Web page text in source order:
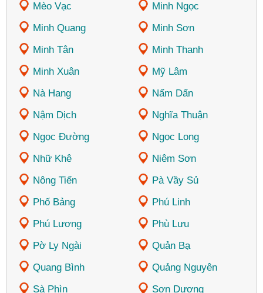
Mèo Vạc
Minh Ngọc
Minh Quang
Minh Sơn
Minh Tân
Minh Thanh
Minh Xuân
Mỹ Lâm
Nà Hang
Nấm Dẩn
Nậm Dịch
Nghĩa Thuận
Ngọc Đường
Ngọc Long
Nhữ Khê
Niêm Sơn
Nông Tiến
Pà Vầy Sủ
Phố Bảng
Phú Linh
Phú Lương
Phù Lưu
Pờ Ly Ngài
Quản Bạ
Quang Bình
Quảng Nguyên
Sà Phìn
Sơn Dương